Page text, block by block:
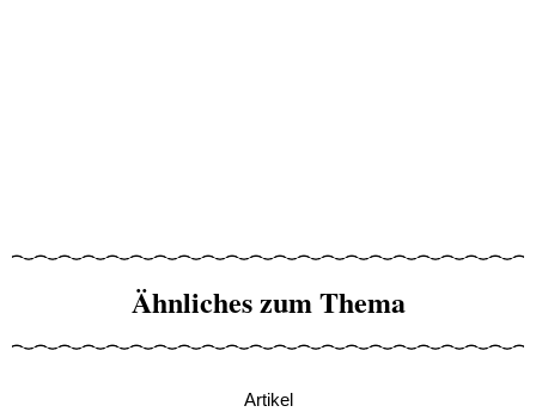
Ähnliches zum Thema
Artikel